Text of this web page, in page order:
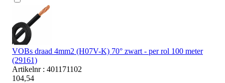
VOBs draad 4mm2 (H07V-K) 70° zwart - per rol 100 meter
(29161)
Artikelnr : 401171102
104,54